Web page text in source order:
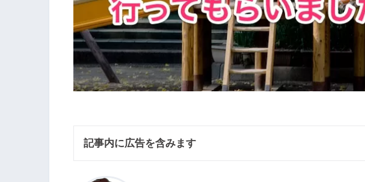
記事内に広告を含みます